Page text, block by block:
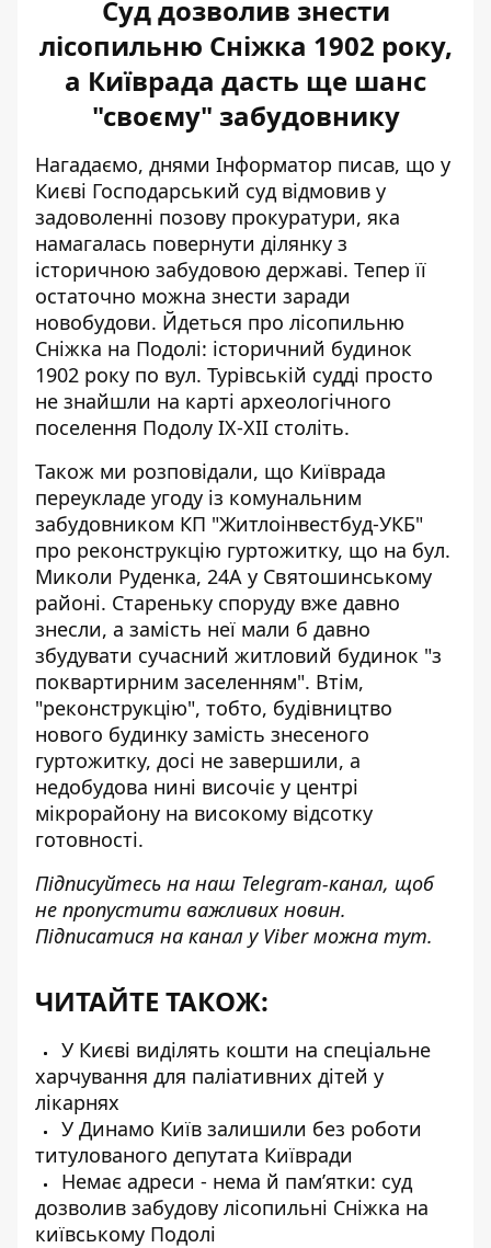
Суд дозволив знести
лісопильню Сніжка 1902 року,
а Київрада дасть ще шанс
"своєму" забудовнику
Нагадаємо, днями Інформатор писав, що у
Києві Господарський суд відмовив у
задоволенні позову прокуратури, яка
намагалась повернути ділянку з
історичною забудовою державі. Тепер її
остаточно можна знести заради
новобудови. Йдеться про лісопильню
Сніжка на Подолі: історичний будинок
1902 року по вул. Турівській судді просто
не знайшли на карті археологічного
поселення Подолу IX-XII століть.
Також ми розповідали, що Київрада
переукладе угоду із комунальним
забудовником КП "Житлоінвестбуд-УКБ"
про реконструкцію гуртожитку, що на бул.
Миколи Руденка, 24А у Святошинському
районі. Стареньку споруду вже давно
знесли, а замість неї мали б давно
збудувати сучасний житловий будинок "з
поквартирним заселенням". Втім,
"реконструкцію", тобто, будівництво
нового будинку замість знесеного
гуртожитку, досі не завершили, а
недобудова нині височіє у центрі
мікрорайону на високому відсотку
готовності.
Підписуйтесь на наш Telegram-канал, щоб
не пропустити важливих новин.
Підписатися на канал у Viber можна тут.
ЧИТАЙТЕ ТАКОЖ:
У Києві виділять кошти на спеціальне
харчування для паліативних дітей у
лікарнях
У Динамо Київ залишили без роботи
титулованого депутата Київради
Немає адреси - нема й пам’ятки: суд
дозволив забудову лісопильні Сніжка на
київському Подолі